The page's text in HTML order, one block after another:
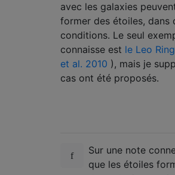
avec les galaxies
former des étoiles, dans
conditions. Le seul
connaisse est le Leo Ring
et al. 2010 ), mais je
cas ont été proposés.
Sur une note
que les étoiles